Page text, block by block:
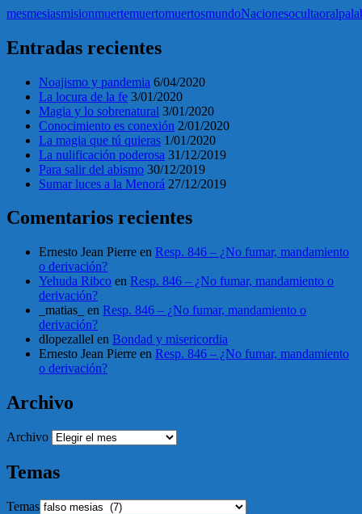
mesmesiasmisionmuertemuertomuertosmundoNacionesocultaoral
Entradas recientes
Noajismo y pandemia 6/04/2020
La locura de la fe 3/01/2020
Magia y lo sobrenatural 3/01/2020
Conocimiento es conexión 2/01/2020
La magia que tú quieras 1/01/2020
La nulificación poderosa 31/12/2019
Para salir del abismo 30/12/2019
Sumar luces a la Menorá 27/12/2019
Comentarios recientes
Ernesto Jean Pierre en Resp. 846 – ¿No fumar, mandamiento
o derivación?
Yehuda Ribco en Resp. 846 – ¿No fumar, mandamiento o
derivación?
_matias_
en Resp. 846 – ¿No fumar, mandamiento o
derivación?
dlopezallel en Bondad y misericordia
Ernesto Jean Pierre en Resp. 846 – ¿No fumar, mandamiento
o derivación?
Archivo
Archivo
Temas
Temas